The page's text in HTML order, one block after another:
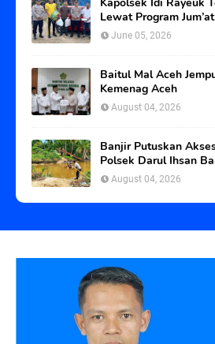
Lewat Program
June 05, 2026
Baitul Mal Aceh
Kemenag Aceh
August 04, 2026
Banjir Putuskan
Polsek Darul Ihsan
Seberangi Sungai
August 04, 2026